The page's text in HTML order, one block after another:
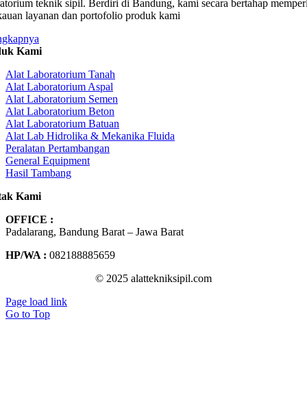
teknik sipil. Berdiri di Bandung, kami secara bertahap
layanan dan portofolio produk kami
Kami
Alat Laboratorium Tanah
Alat Laboratorium Aspal
Alat Laboratorium Semen
Alat Laboratorium Beton
Alat Laboratorium Batuan
Alat Lab Hidrolika & Mekanika Fluida
Peralatan Pertambangan
General Equipment
Hasil Tambang
Kami
OFFICE :
Padalarang, Bandung Barat – Jawa Barat
HP/WA : 082188885659
© 2025 alattekniksipil.com
Page load link
Go to Top